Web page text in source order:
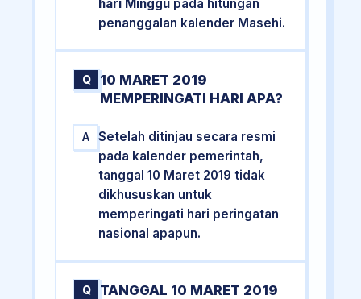
hari Minggu pada hitungan
penanggalan kalender Masehi.
Q
10 MARET 2019
MEMPERINGATI HARI APA?
A
Setelah ditinjau secara resmi
pada kalender pemerintah,
tanggal 10 Maret 2019 tidak
dikhususkan untuk
memperingati hari peringatan
nasional apapun.
Q
TANGGAL 10 MARET 2019